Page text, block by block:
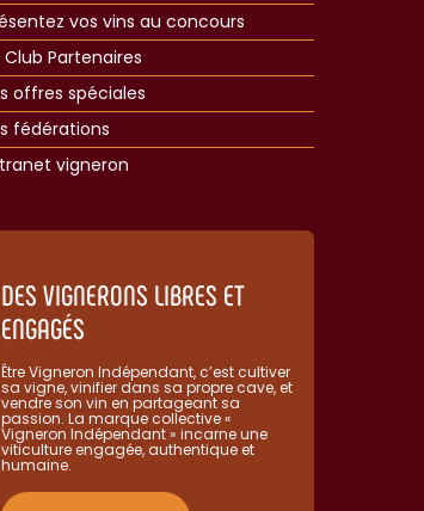
vos vins au concours
Club Partenaires
offres spéciales
fédérations
vigneron​
DES VIGNERONS LIBRES ET
ENGAGÉS
Être Vigneron Indépendant, c’est cultiver
sa vigne, vinifier dans sa propre cave, et
vendre son vin en partageant sa
passion. La marque collective «
Vigneron Indépendant » incarne une
viticulture engagée, authentique et
humaine.​